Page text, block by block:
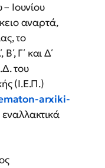
Ιουνίου
αναρτά,
το
Γ΄ και Δ΄
του
(Ι.Ε.Π.)
arxiki-